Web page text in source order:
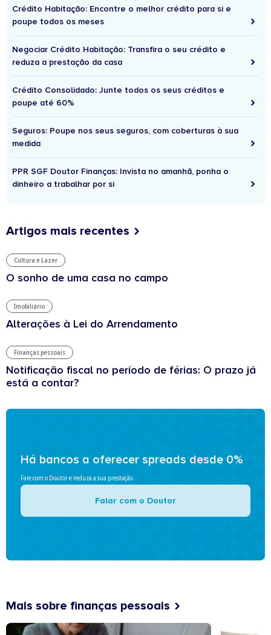
Crédito Habitação: Encontre o melhor crédito para si e
poupe todos os meses
Negociar Crédito Habitação: Transfira o seu crédito e
reduza a prestação da casa
Crédito Consolidado: Junte todos os seus créditos e
poupe até 60%
Seguros: Poupe nos seus seguros, com coberturas à sua
medida
PPR SGF Doutor Finanças: Invista no amanhã, ponha o
dinheiro a trabalhar por si
Artigos mais recentes
Cultura e Lazer
O sonho de uma casa no campo
Imobiliário
Alterações à Lei do Arrendamento
Finanças pessoais
Notificação fiscal no período de férias: O prazo já
está a contar?
Há bancos a oferecer spreads desde 0%
Fale com o Doutor e reduza a sua prestação
Falar com o Doutor
Mais sobre finanças pessoais